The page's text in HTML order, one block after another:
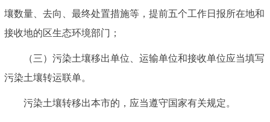
壤数量、去向、最终处置措施等，提前五个工作日报所在地和
接收地的区生态环境部门；
（三）污染土壤移出单位、运输单位和接收单位应当填写
污染土壤转运联单。
污染土壤转移出本市的，应当遵守国家有关规定。